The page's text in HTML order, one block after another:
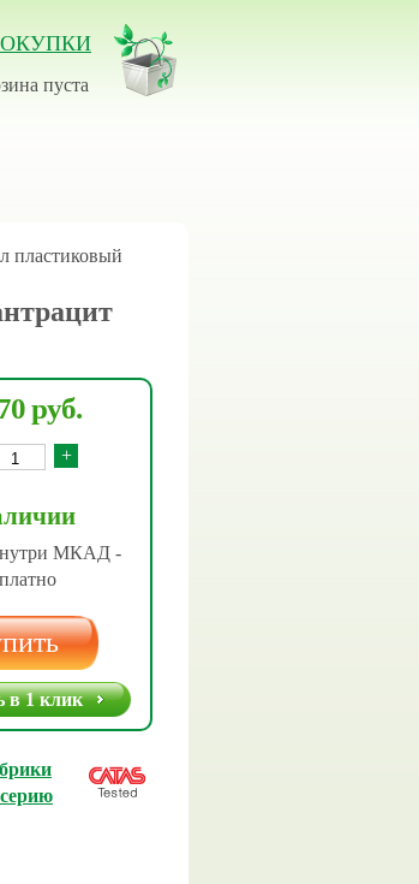
пуста
пластиковый
руб.
+
МКАД -
в 1 клик